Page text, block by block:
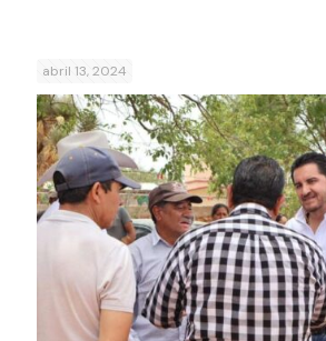
abril 13, 2024